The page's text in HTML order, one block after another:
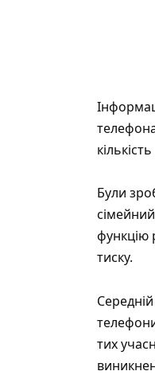
Були
сімейний
функцію
тиску.
тих